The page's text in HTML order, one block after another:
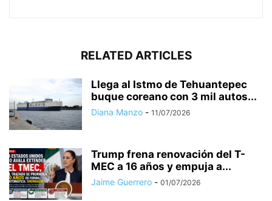
RELATED ARTICLES
Llega al Istmo de Tehuantepec
buque coreano con 3 mil autos...
Diana Manzo - 11/07/2026
Trump frena renovación del T-
MEC a 16 años y empuja a...
Jaime Guerrero - 01/07/2026